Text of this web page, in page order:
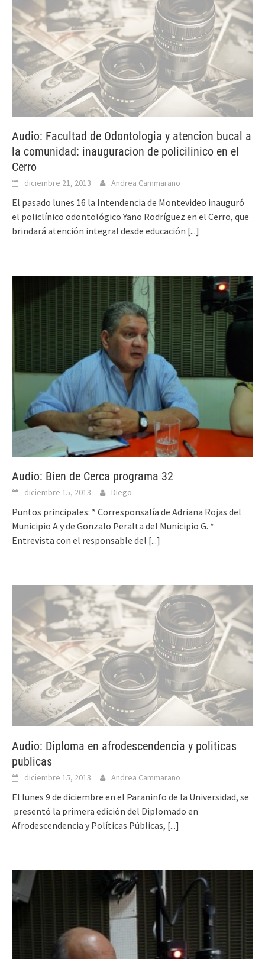
Audio: Facultad de Odontologia y atencion bucal a
la comunidad: inauguracion de policilinico en el
Cerro
diciembre 21, 2013 Andrea Cammarano
El pasado lunes 16 la Intendencia de Montevideo inauguró
el policlínico odontológico Yano Rodríguez en el Cerro, que
brindará atención integral desde educación [...]
Audio: Bien de Cerca programa 32
diciembre 15, 2013 Diego
Puntos principales: * Corresponsalía de Adriana Rojas del
Municipio A y de Gonzalo Peralta del Municipio G. *
Entrevista con el responsable del [...]
Audio: Diploma en afrodescendencia y politicas
publicas
diciembre 15, 2013 Andrea Cammarano
El lunes 9 de diciembre en el Paraninfo de la Universidad, se
presentó la primera edición del Diplomado en
Afrodescendencia y Políticas Públicas, [...]